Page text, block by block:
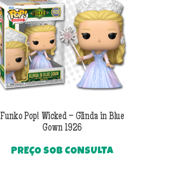
Funko Pop! Wicked – Glinda in Blue
Gown 1926
PREÇO SOB CONSULTA